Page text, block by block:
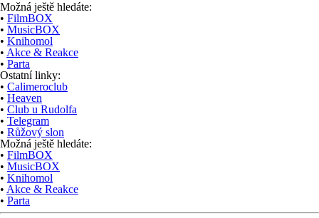
Možná ještě hledáte:
• FilmBOX
• MusicBOX
• Knihomol
• Akce & Reakce
• Parta
Ostatní linky:
• Calimeroclub
• Heaven
• Club u Rudolfa
• Telegram
• Růžový slon
Možná ještě hledáte:
• FilmBOX
• MusicBOX
• Knihomol
• Akce & Reakce
• Parta